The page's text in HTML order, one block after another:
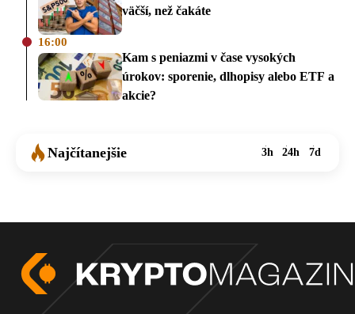
väčší, než čakáte
16:00
Kam s peniazmi v čase vysokých
úrokov: sporenie, dlhopisy alebo ETF a
akcie?
Najčítanejšie 3h 24h 7d